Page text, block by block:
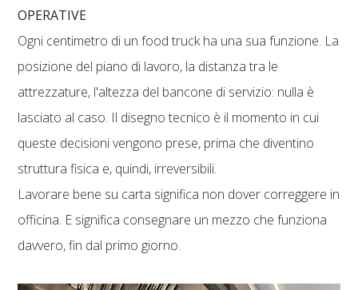
OPERATIVE
Ogni centimetro di un food truck ha una sua funzione. La
posizione del piano di lavoro, la distanza tra le
attrezzature, l'altezza del bancone di servizio: nulla è
lasciato al caso. Il disegno tecnico è il momento in cui
queste decisioni vengono prese, prima che diventino
struttura fisica e, quindi, irreversibili.
Lavorare bene su carta significa non dover correggere in
officina. E significa consegnare un mezzo che funziona
davvero, fin dal primo giorno.